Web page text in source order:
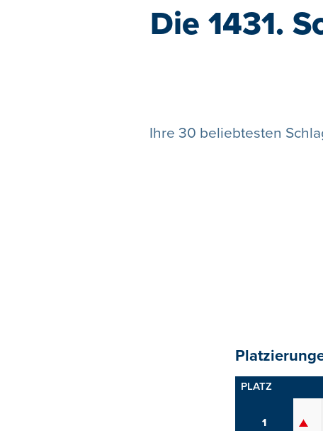
Die 1431.
Ihre 30 beliebtesten
PLATZ
1